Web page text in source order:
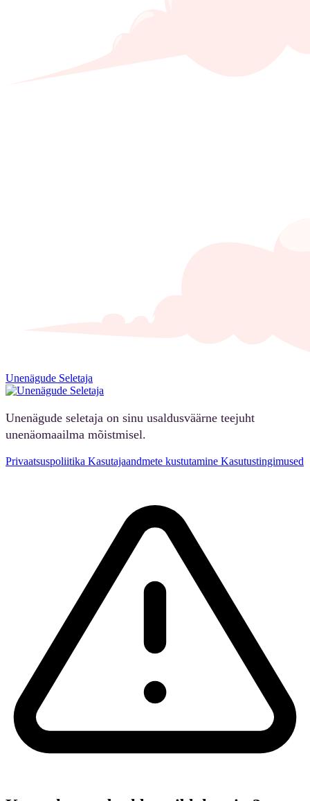
Unenägude Seletaja
Unenägude seletaja on sinu usaldusväärne teejuht
unenäomaailma mõistmisel.
Privaatsuspoliitika Kasutajaandmete kustutamine Kasutustingimused